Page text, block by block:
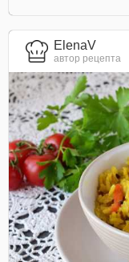
ElenaV
автор рецепта